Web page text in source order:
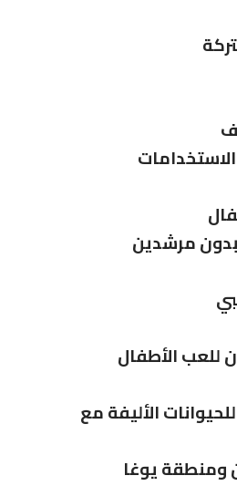
مرشدين
للعب الأطفال
الأليفة مع
ومنطقة يوغا